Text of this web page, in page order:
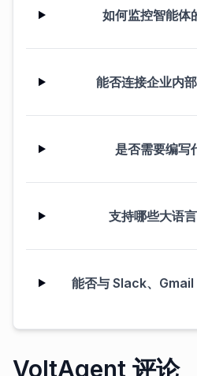
如何监控智能体
能否连接企业内
是否需要编写
支持哪些大语
能否与 Slack、Gmail
VoltAgent 评论